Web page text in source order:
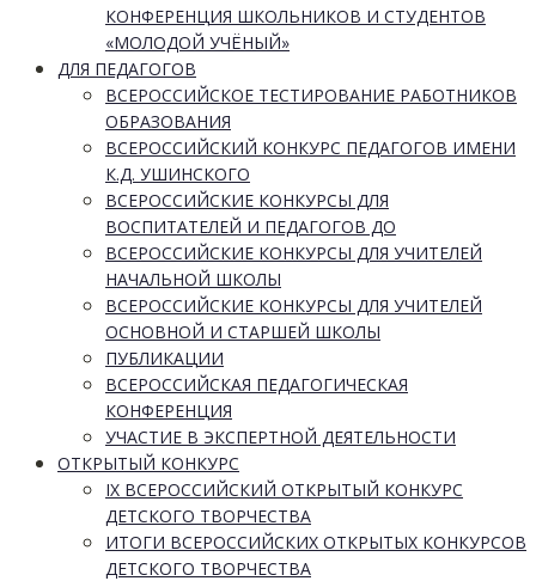
КОНФЕРЕНЦИЯ ШКОЛЬНИКОВ И СТУДЕНТОВ
«МОЛОДОЙ УЧЁНЫЙ»
ДЛЯ ПЕДАГОГОВ
ВСЕРОССИЙСКОЕ ТЕСТИРОВАНИЕ РАБОТНИКОВ
ОБРАЗОВАНИЯ
ВСЕРОССИЙСКИЙ КОНКУРС ПЕДАГОГОВ ИМЕНИ
К.Д. УШИНСКОГО
ВСЕРОССИЙСКИЕ КОНКУРСЫ ДЛЯ
ВОСПИТАТЕЛЕЙ И ПЕДАГОГОВ ДО
ВСЕРОССИЙСКИЕ КОНКУРСЫ ДЛЯ УЧИТЕЛЕЙ
НАЧАЛЬНОЙ ШКОЛЫ
ВСЕРОССИЙСКИЕ КОНКУРСЫ ДЛЯ УЧИТЕЛЕЙ
ОСНОВНОЙ И СТАРШЕЙ ШКОЛЫ
ПУБЛИКАЦИИ
ВСЕРОССИЙСКАЯ ПЕДАГОГИЧЕСКАЯ
КОНФЕРЕНЦИЯ
УЧАСТИЕ В ЭКСПЕРТНОЙ ДЕЯТЕЛЬНОСТИ
ОТКРЫТЫЙ КОНКУРС
IX ВСЕРОССИЙСКИЙ ОТКРЫТЫЙ КОНКУРС
ДЕТСКОГО ТВОРЧЕСТВА
ИТОГИ ВСЕРОССИЙСКИХ ОТКРЫТЫХ КОНКУРСОВ
ДЕТСКОГО ТВОРЧЕСТВА